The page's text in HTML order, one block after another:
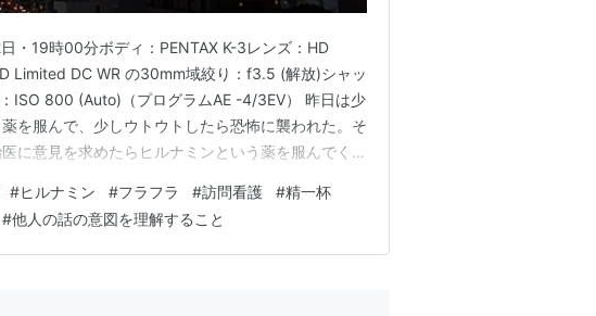
・19時00分ボディ：PENTAX K-3レンズ：HD
Limited DC WR の30mm域絞り：f3.5 (解放)シャッ
ISO 800 (Auto)（プログラムAE -4/3EV） 昨日は少
を服んで、少しウトウトしたら恐怖に襲われた。そ
に意見を求めたらヒルナミンという薬を服んでくれ
な…
#ヒルナミン #フラフラ #訪問看護 #精一杯
#他人の話の意図を理解すること